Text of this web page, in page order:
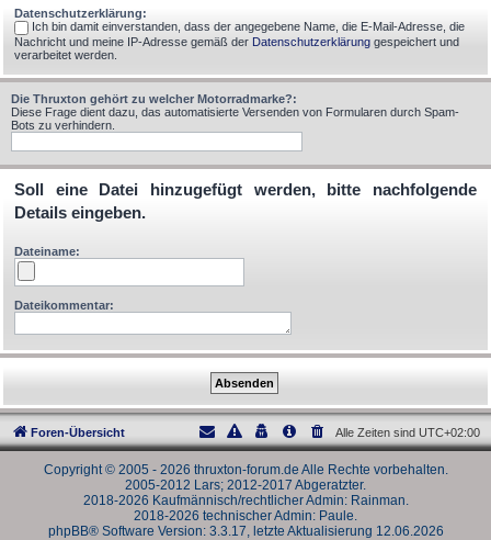
Datenschutzerklärung:
Ich bin damit einverstanden, dass der angegebene Name, die E-Mail-Adresse, die
Nachricht und meine IP-Adresse gemäß der Datenschutzerklärung gespeichert und
verarbeitet werden.
Die Thruxton gehört zu welcher Motorradmarke?:
Diese Frage dient dazu, das automatisierte Versenden von Formularen durch Spam-
Bots zu verhindern.
Soll eine Datei hinzugefügt werden, bitte nachfolgende
Details eingeben.
Dateiname:
Dateikommentar:
Foren-Übersicht Alle Zeiten sind UTC+02:00
Copyright © 2005 - 2026 thruxton-forum.de Alle Rechte vorbehalten.
2005-2012 Lars; 2012-2017 Abgeratzter.
2018-2026 Kaufmännisch/rechtlicher Admin: Rainman.
2018-2026 technischer Admin: Paule.
phpBB® Software Version: 3.3.17, letzte Aktualisierung 12.06.2026